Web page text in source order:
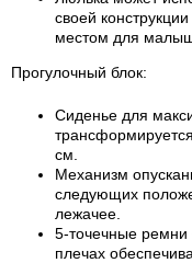
своей
местом для
Прогулочный блок:
Сиденье для
см.
Механизм
следующих
лежачее.
5-точечные ремни
плечах